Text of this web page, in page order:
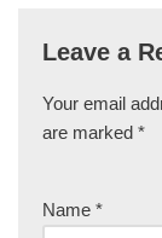
Leave a
Your email
are marked *
Name *